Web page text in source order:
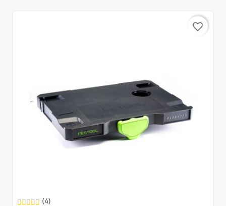
favorite_border
(4)